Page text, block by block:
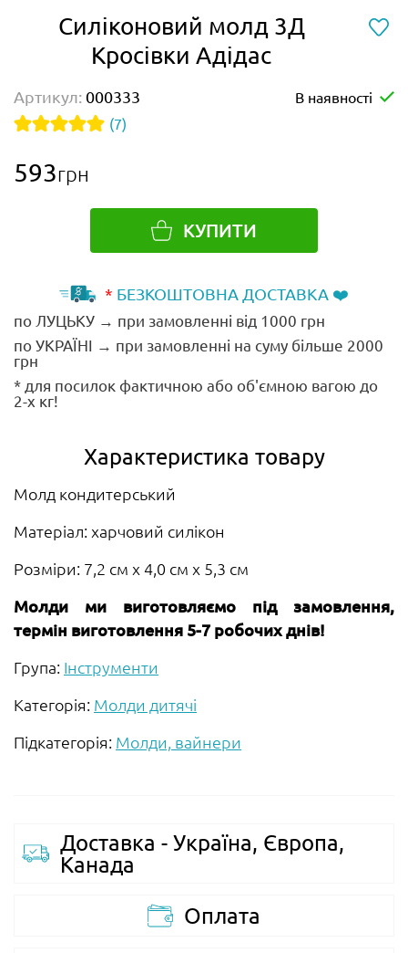
Силіконовий молд 3Д
Кросівки Адідас
Артикул: 000333
В наявності
(7)
593грн
КУПИТИ
* БЕЗКОШТОВНА ДОСТАВКА ❤️
по ЛУЦЬКУ → при замовленні від 1000 грн
по УКРАЇНІ → при замовленні на суму більше 2000
грн
* для посилок фактичною або об'ємною вагою до
2-х кг!
Характеристика товару
Молд кондитерський
Матеріал: харчовий силікон
Розміри: 7,2 см х 4,0 см х 5,3 см
Молди ми виготовляємо під замовлення,
термін виготовлення 5-7 робочих днів!
Група: Інструменти
Категорія: Молди дитячі
Підкатегорія: Молди, вайнери
Доставка - Україна, Європа,
Канада
Оплата